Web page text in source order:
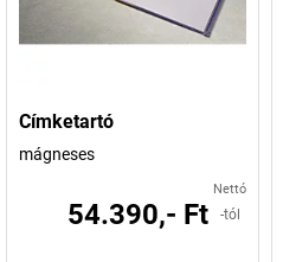
Címketartó
mágneses
Nettó
54.390,- Ft -tól